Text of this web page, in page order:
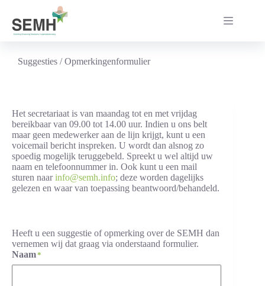
inhoud
Suggesties / Opmerkingenformulier
Het secretariaat is van maandag tot en met vrijdag
bereikbaar van 09.00 tot 14.00 uur. Indien u ons belt
maar geen medewerker aan de lijn krijgt, kunt u een
voicemail bericht inspreken. U wordt dan alsnog zo
spoedig mogelijk teruggebeld. Spreekt u wel altijd uw
naam en telefoonnummer in. Ook kunt u een mail
sturen naarinfo@semh.info; deze worden dagelijks
gelezen en waar van toepassing beantwoord/behandeld.
Heeft u een suggestie of opmerking over de SEMH dan
vernemen wij dat graag via onderstaand formulier.
Naam*